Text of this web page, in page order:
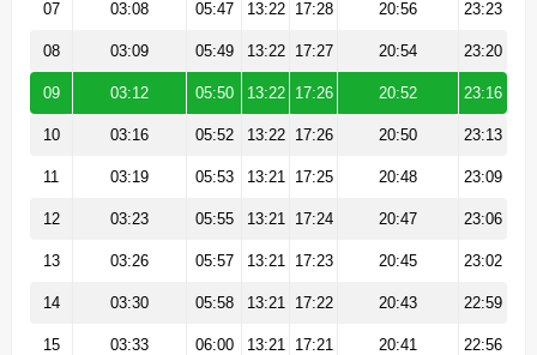
07 03:08 05:47 13:22 17:28 20:56 23:23
08 03:09 05:49 13:22 17:27 20:54 23:20
09 03:12 05:50 13:22 17:26 20:52 23:16
10 03:16 05:52 13:22 17:26 20:50 23:13
11 03:19 05:53 13:21 17:25 20:48 23:09
12 03:23 05:55 13:21 17:24 20:47 23:06
13 03:26 05:57 13:21 17:23 20:45 23:02
14 03:30 05:58 13:21 17:22 20:43 22:59
15 03:33 06:00 13:21 17:21 20:41 22:56